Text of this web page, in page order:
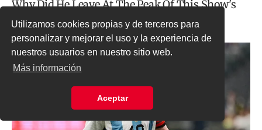
Utilizamos cookies propias y de terceros para
personalizar y mejorar el uso y la experiencia de
nuestros usuarios en nuestro sitio web.
Más información
Aceptar